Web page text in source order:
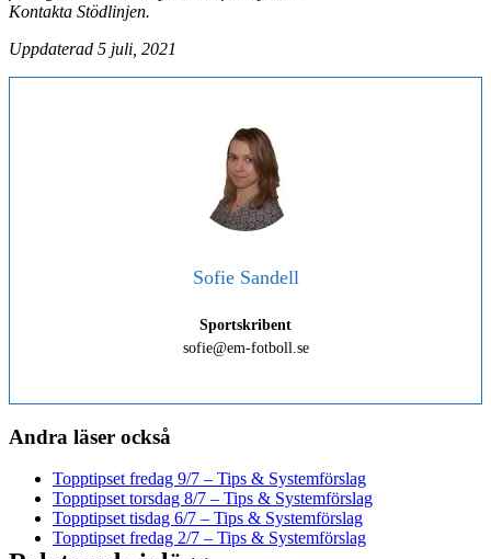
Kontakta Stödlinjen.
Uppdaterad 5 juli, 2021
Sofie Sandell
Sportskribent
sofie@em-fotboll.se
Andra läser också
Topptipset fredag 9/7 – Tips & Systemförslag
Topptipset torsdag 8/7 – Tips & Systemförslag
Topptipset tisdag 6/7 – Tips & Systemförslag
Topptipset fredag 2/7 – Tips & Systemförslag